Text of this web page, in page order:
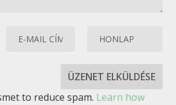
to reduce spam. Learn how